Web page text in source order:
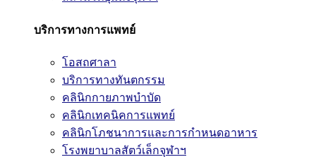
บริการทางการแพทย์
โอสถศาลา
บริการทางทันตกรรม
คลินิกกายภาพบำบัด
คลินิกเทคนิคการแพทย์
คลินิกโภชนาการและการกำหนดอาหาร
โรงพยาบาลสัตว์เล็กจุฬาฯ